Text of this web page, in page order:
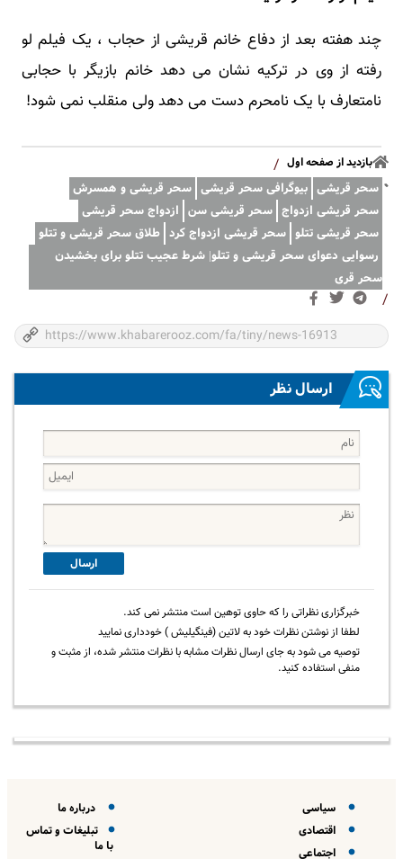
چند هفته بعد از دفاع خانم قریشی از حجاب ، یک فیلم لو
رفته از وی در ترکیه نشان می دهد خانم بازیگر با حجابی
نامتعارف با یک نامحرم دست می دهد ولی منقلب نمی شود!
بازدید از صفحه اول /
سحر قریشی بیوگرافی سحر قریشی سحر قریشی و همسرش
سحر قریشی ازدواج سحر قریشی سن ازدواج سحر قریشی
سحر قریشی تتلو سحر قریشی ازدواج کرد طلاق سحر قریشی و تتلو
رسوایی دعوای سحر قریشی و تتلو| شرط عجیب تتلو برای بخشیدن
سحر قری
/
ارسال نظر
ارسال
خبرگزاری نظراتی را که حاوی توهین است منتشر نمی کند.
لطفا از نوشتن نظرات خود به لاتین (فینگیلیش ) خودداری نمایید
توصیه می شود به جای ارسال نظرات مشابه با نظرات منتشر شده، از مثبت و
منفی استفاده کنید.
سیاسی
اقتصادی
اجتماعی
درباره ما
تبلیغات و تماس
با ما